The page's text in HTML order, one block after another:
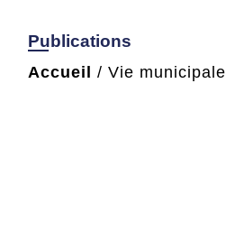
Publications
Accueil / Vie municipale